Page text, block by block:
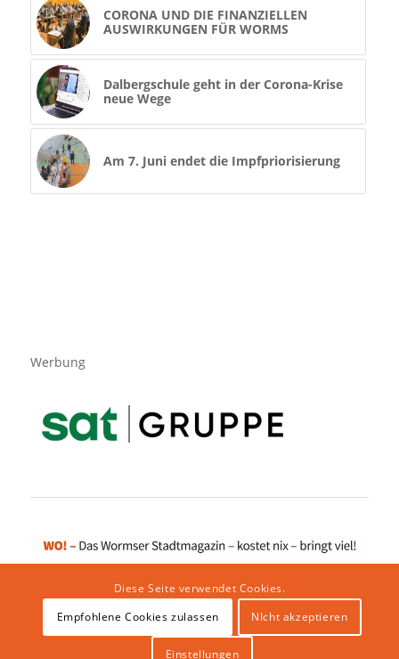
CORONA UND DIE FINANZIELLEN
AUSWIRKUNGEN FÜR WORMS
Dalbergschule geht in der Corona-Krise
neue Wege
Am 7. Juni endet die Impfpriorisierung
Werbung
Impressum|Datenschutzerklärung|Website von klicklabor.de |
Diese Seite verwendet Cookies.
Empfohlene Cookies zulassen
NIcht akzeptieren
Einstellungen